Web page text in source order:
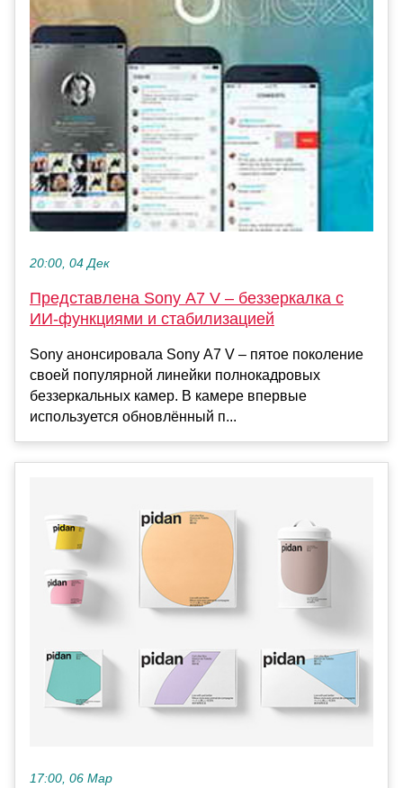
20:00, 04 Дек
Представлена Sony A7 V – беззеркалка с
ИИ-функциями и стабилизацией
Sony анонсировала Sony A7 V – пятое поколение
своей популярной линейки полнокадровых
беззеркальных камер. В камере впервые
используется обновлённый п...
17:00, 06 Мар